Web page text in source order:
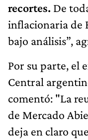
recortes. De
inflacionaria de
bajo análisis”,
Por su parte, el
Central
comentó: "La
de Mercado
deja en claro que